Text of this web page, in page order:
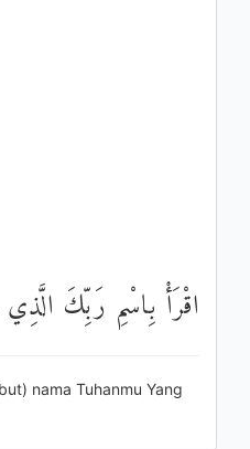
اقْرَأْ بِاسْمِ رَبِّكَ
nama Tuhanmu Yang